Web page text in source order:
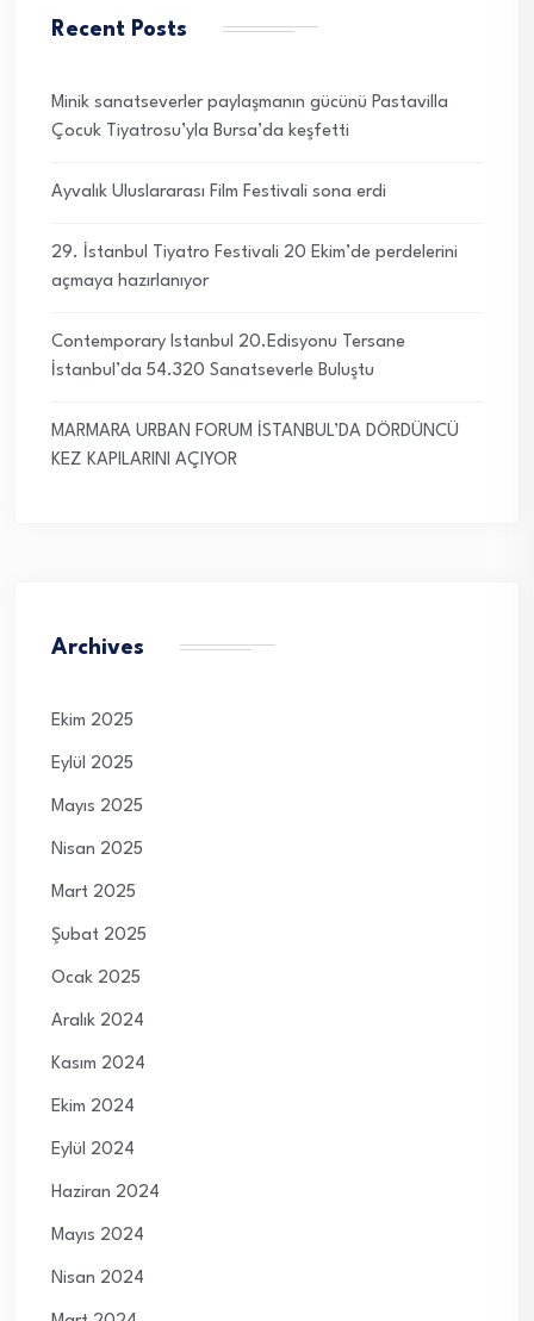
Recent Posts
Minik sanatseverler paylaşmanın gücünü Pastavilla
Çocuk Tiyatrosu’yla Bursa’da keşfetti
Ayvalık Uluslararası Film Festivali sona erdi
29. İstanbul Tiyatro Festivali 20 Ekim’de perdelerini
açmaya hazırlanıyor
Contemporary Istanbul 20.Edisyonu Tersane
İstanbul’da 54.320 Sanatseverle Buluştu
MARMARA URBAN FORUM İSTANBUL’DA DÖRDÜNCÜ
KEZ KAPILARINI AÇIYOR
Archives
Ekim 2025
Eylül 2025
Mayıs 2025
Nisan 2025
Mart 2025
Şubat 2025
Ocak 2025
Aralık 2024
Kasım 2024
Ekim 2024
Eylül 2024
Haziran 2024
Mayıs 2024
Nisan 2024